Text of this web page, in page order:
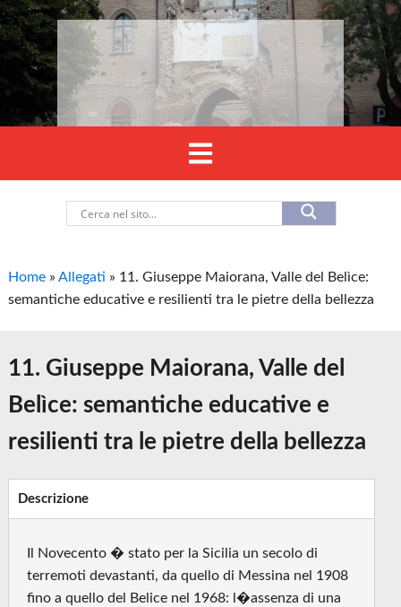
Home »Allegati » 11. Giuseppe Maiorana, Valle del Belìce:
semantiche educative e resilienti tra le pietre della bellezza
11. Giuseppe Maiorana, Valle del
Belìce: semantiche educative e
resilienti tra le pietre della bellezza
Descrizione
Il Novecento � stato per la Sicilia un secolo di
terremoti devastanti, da quello di Messina nel 1908
fino a quello del Belice nel 1968: l�assenza di una